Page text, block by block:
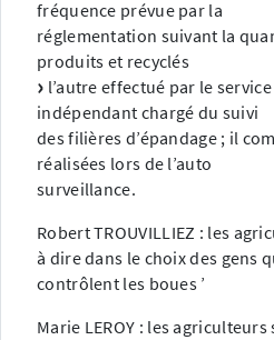
fréquence prévue par la
réglementation suivant la
produits et recyclés
l’autre effectué par le service
indépendant chargé du suivi
des filières d’épandage ; il
réalisées lors de l’auto
surveillance.
Robert TROUVILLIEZ : les
à dire dans le choix des gens
contrôlent les boues ’
Marie LEROY : les